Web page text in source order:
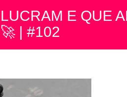
E QUE
| #102